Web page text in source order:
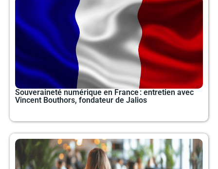
Souveraineté numérique en France : entretien avec
Vincent Bouthors, fondateur de Jalios
a
a
g
g
a